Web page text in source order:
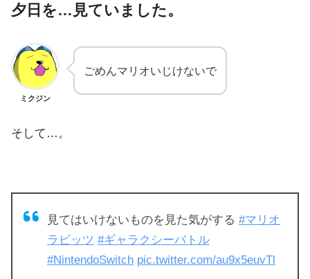
夕日を…見ていました。
ミクジン
ごめんマリオいじけないで
そして…。
見てはいけないものを見た気がする #マリオ
ラビッツ #ギャラクシーバトル
#NintendoSwitch pic.twitter.com/au9x5euvTl